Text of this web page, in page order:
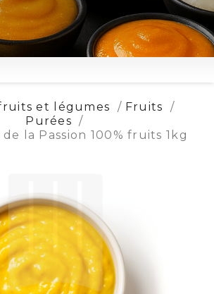
et légumes
Fruits
Purées
la Passion 100% fruits 1kg